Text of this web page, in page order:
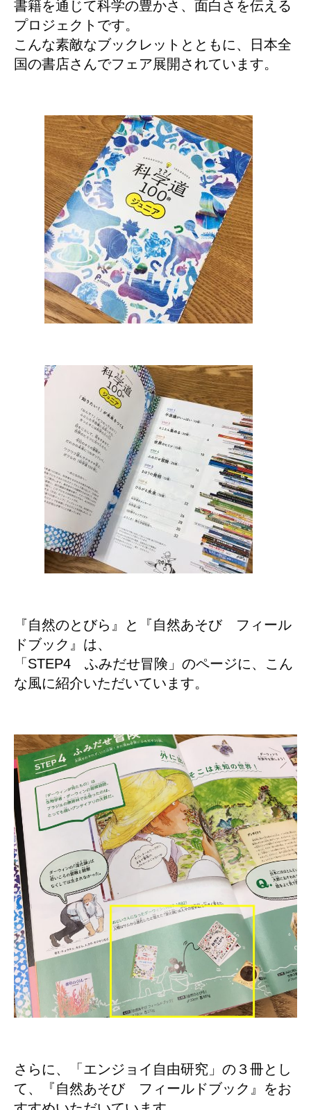
書籍を通じて科学の豊かさ、面白さを伝える
プロジェクトです。
こんな素敵なブックレットとともに、日本全
国の書店さんでフェア展開されています。
『自然のとびら』と『自然あそび フィール
ドブック』は、
「STEP4 ふみだせ冒険」のページに、こん
な風に紹介いただいています。
さらに、「エンジョイ自由研究」の３冊とし
て、『自然あそび フィールドブック』をお